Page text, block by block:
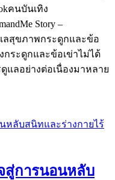
คนบันเทิง
Story –
แลสุขภาพกระดูกและข้อ
กระดูกและข้อเข่าไม่ได้
แลอย่างต่อเนื่องมาหลาย
สู่การนอนหลับ